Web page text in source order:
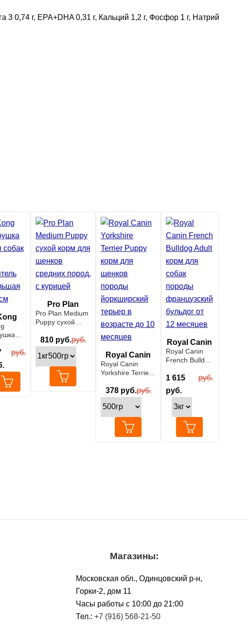
3 0,74 г, EPA+DHA 0,31 г, Кальций 1,2 г, Фосфор 1 г, Натрий
руб.
Pro Plan
Pro Plan Medium
Puppy сухой
средних пород, с
курицей
810руб.руб.
Royal Canin
Royal Canin
Yorkshire Terrier
щенков породы
йоркширский
терьер в
возрасте до 10
месяцев
378руб.руб.
Royal Canin
Royal Canin
French Bulldog
собак породы
французский
бульдог от 12
месяцев
1 615
руб.
руб.
Магазины:
Московская обл., Одинцовский р-н,
Горки-2, дом 11
Чacы работы с 10:00 до 21:00
Тел.: +7 (916) 568-21-50